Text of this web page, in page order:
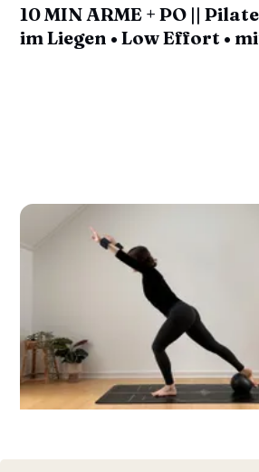
10 MIN ARME + PO ||
im Liegen • Low Effort •